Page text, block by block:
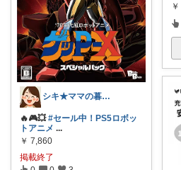
シキ★ママの暮らし、キッズ
🔥🎮💥#セール中！PS5ロボッ
トアニメ ...
￥ 7,860
掲載終了
￥